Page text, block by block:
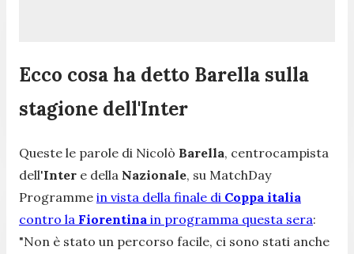
Ecco cosa ha detto Barella sulla
stagione dell'Inter
Queste le parole di Nicolò Barella, centrocampista
dell'Inter e della Nazionale, su MatchDay
Programme in vista della finale di Coppa italia
contro la Fiorentina in programma questa sera:
"Non è stato un percorso facile, ci sono stati anche